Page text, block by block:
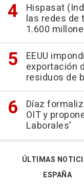
Hispasat
las redes de
1.600
EEUU
exportación
residuos de
Díaz
OIT y
Laborales'
ÚLTIMAS
ESPAÑA